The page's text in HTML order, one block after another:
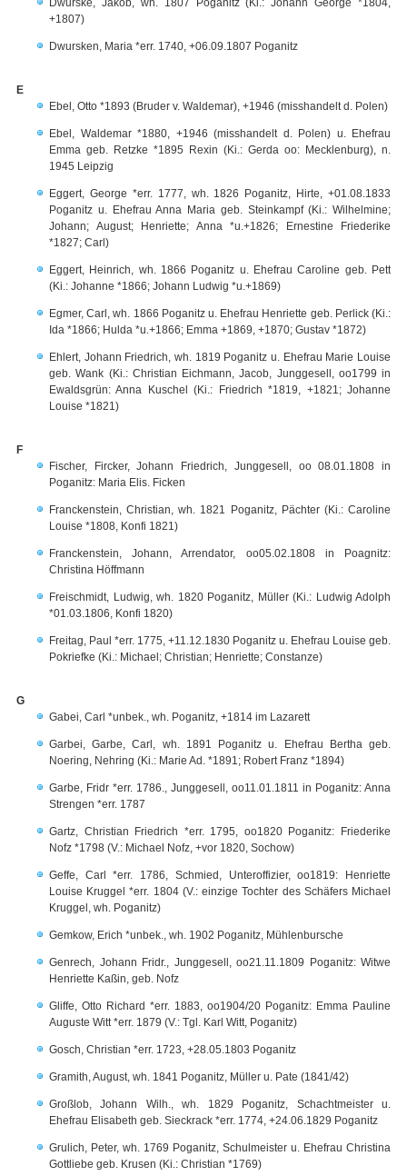
Dwurske, Jakob, wh. 1807 Poganitz (Ki.: Johann George *1804,
+1807)
Dwursken, Maria *err. 1740, +06.09.1807 Poganitz
E
Ebel, Otto *1893 (Bruder v. Waldemar), +1946 (misshandelt d. Polen)
Ebel, Waldemar *1880, +1946 (misshandelt d. Polen) u. Ehefrau
Emma geb. Retzke *1895 Rexin (Ki.: Gerda oo: Mecklenburg), n.
1945 Leipzig
Eggert, George *err. 1777, wh. 1826 Poganitz, Hirte, +01.08.1833
Poganitz u. Ehefrau Anna Maria geb. Steinkampf (Ki.: Wilhelmine;
Johann; August; Henriette; Anna *u.+1826; Ernestine Friederike
*1827; Carl)
Eggert, Heinrich, wh. 1866 Poganitz u. Ehefrau Caroline geb. Pett
(Ki.: Johanne *1866; Johann Ludwig *u.+1869)
Egmer, Carl, wh. 1866 Poganitz u. Ehefrau Henriette geb. Perlick (Ki.:
Ida *1866; Hulda *u.+1866; Emma +1869, +1870; Gustav *1872)
Ehlert, Johann Friedrich, wh. 1819 Poganitz u. Ehefrau Marie Louise
geb. Wank (Ki.: Christian Eichmann, Jacob, Junggesell, oo1799 in
Ewaldsgrün: Anna Kuschel (Ki.: Friedrich *1819, +1821; Johanne
Louise *1821)
F
Fischer, Fircker, Johann Friedrich, Junggesell, oo 08.01.1808 in
Poganitz: Maria Elis. Ficken
Franckenstein, Christian, wh. 1821 Poganitz, Pächter (Ki.: Caroline
Louise *1808, Konfi 1821)
Franckenstein, Johann, Arrendator, oo05.02.1808 in Poagnitz:
Christina Höffmann
Freischmidt, Ludwig, wh. 1820 Poganitz, Müller (Ki.: Ludwig Adolph
*01.03.1806, Konfi 1820)
Freitag, Paul *err. 1775, +11.12.1830 Poganitz u. Ehefrau Louise geb.
Pokriefke (Ki.: Michael; Christian; Henriette; Constanze)
G
Gabei, Carl *unbek., wh. Poganitz, +1814 im Lazarett
Garbei, Garbe, Carl, wh. 1891 Poganitz u. Ehefrau Bertha geb.
Noering, Nehring (Ki.: Marie Ad. *1891; Robert Franz *1894)
Garbe, Fridr *err. 1786., Junggesell, oo11.01.1811 in Poganitz: Anna
Strengen *err. 1787
Gartz, Christian Friedrich *err. 1795, oo1820 Poganitz: Friederike
Nofz *1798 (V.: Michael Nofz, +vor 1820, Sochow)
Geffe, Carl *err. 1786, Schmied, Unteroffizier, oo1819: Henriette
Louise Kruggel *err. 1804 (V.: einzige Tochter des Schäfers Michael
Kruggel, wh. Poganitz)
Gemkow, Erich *unbek., wh. 1902 Poganitz, Mühlenbursche
Genrech, Johann Fridr., Junggesell, oo21.11.1809 Poganitz: Witwe
Henriette Kaßin, geb. Nofz
Gliffe, Otto Richard *err. 1883, oo1904/20 Poganitz: Emma Pauline
Auguste Witt *err. 1879 (V.: Tgl. Karl Witt, Poganitz)
Gosch, Christian *err. 1723, +28.05.1803 Poganitz
Gramith, August, wh. 1841 Poganitz, Müller u. Pate (1841/42)
Großlob, Johann Wilh., wh. 1829 Poganitz, Schachtmeister u.
Ehefrau Elisabeth geb. Sieckrack *err. 1774, +24.06.1829 Poganitz
Grulich, Peter, wh. 1769 Poganitz, Schulmeister u. Ehefrau Christina
Gottliebe geb. Krusen (Ki.: Christian *1769)